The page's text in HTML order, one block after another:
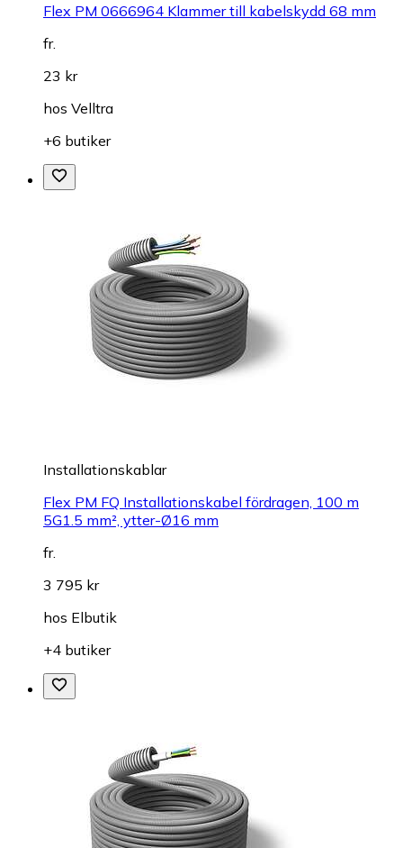
Flex PM 0666964 Klammer till kabelskydd 68 mm
fr.
23 kr
hos Velltra
+6 butiker
Installationskablar
Flex PM FQ Installationskabel fördragen, 100 m
5G1.5 mm², ytter-Ø16 mm
fr.
3 795 kr
hos Elbutik
+4 butiker